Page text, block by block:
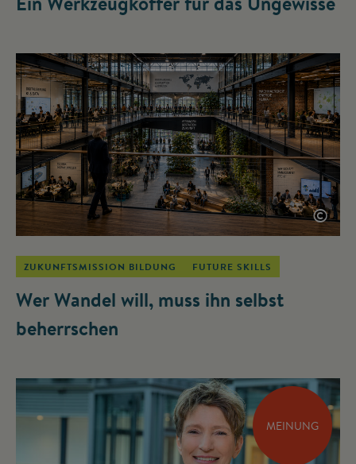
©
ZUKUNFTSMISSION BILDUNG FUTURE SKILLS
Wer Wandel will, muss ihn selbst
beherrschen
MEINUNG